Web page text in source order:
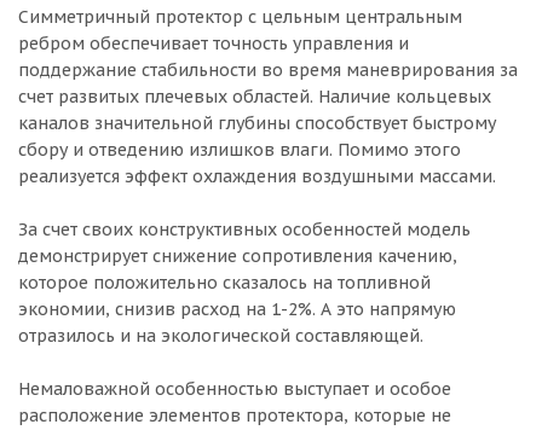
Симметричный протектор с цельным центральным
ребром обеспечивает точность управления и
поддержание стабильности во время маневрирования за
счет развитых плечевых областей. Наличие кольцевых
каналов значительной глубины способствует быстрому
сбору и отведению излишков влаги. Помимо этого
реализуется эффект охлаждения воздушными массами.
За счет своих конструктивных особенностей модель
демонстрирует снижение сопротивления качению,
которое положительно сказалось на топливной
экономии, снизив расход на 1-2%. А это напрямую
отразилось и на экологической составляющей.
Немаловажной особенностью выступает и особое
расположение элементов протектора, которые не